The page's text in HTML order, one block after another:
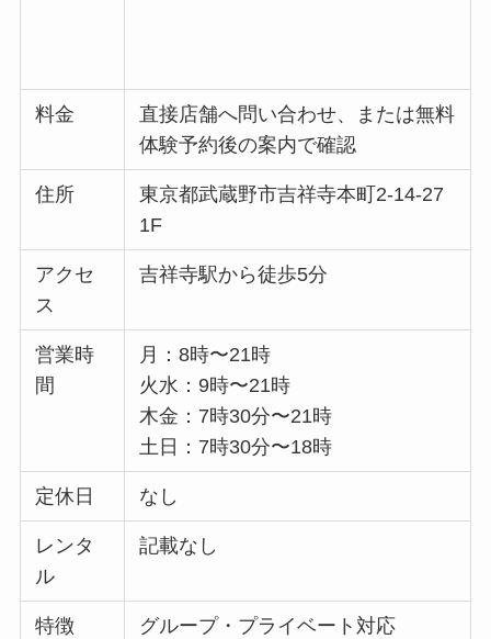
料金
直接店舗へ問い合わせ、または無料
体験予約後の案内で確認
住所
東京都武蔵野市吉祥寺本町2-14-27
1F
アクセ
ス
吉祥寺駅から徒歩5分
営業時
間
月：8時〜21時
火水：9時〜21時
木金：7時30分〜21時
土日：7時30分〜18時
定休日 なし
レンタ
ル
記載なし
特徴
グループ・プライベート対応